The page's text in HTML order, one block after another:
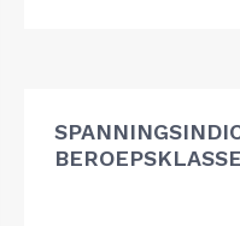
BEROEPSKLASSE